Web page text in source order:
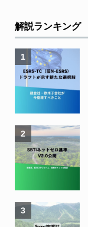
解説ランキング
1
2
3